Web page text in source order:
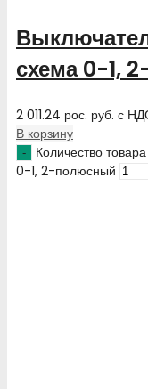
схема 0-1,
2 011.24 рос. руб. с
В корзину
Количество
0-1, 2-полюсный